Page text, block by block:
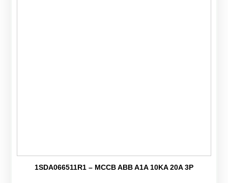
1SDA066511R1 – MCCB ABB A1A 10KA 20A 3P